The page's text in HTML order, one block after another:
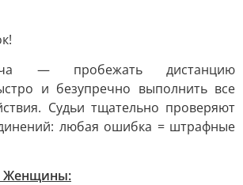
— пробежать дистанцию
и безупречно выполнить все
Судьи тщательно проверяют
любая ошибка = штрафные
Женщины: